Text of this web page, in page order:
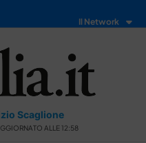
Il Network
Scaglione
ALLE 12:58